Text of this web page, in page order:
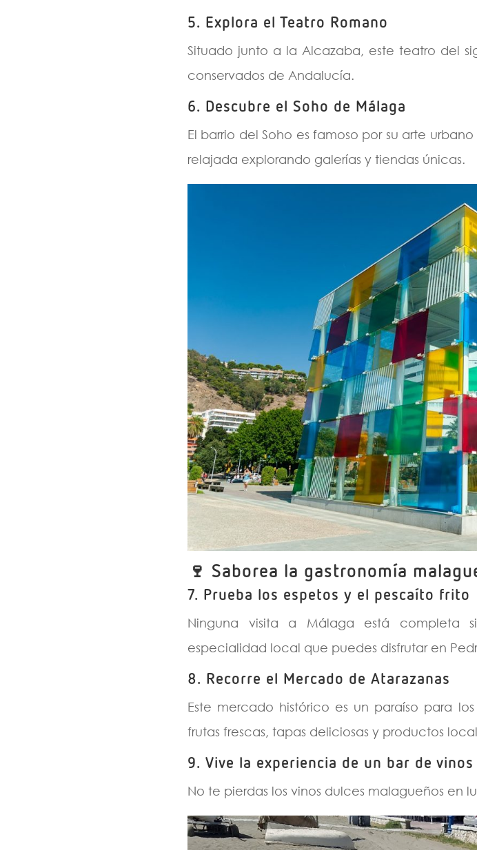
5. Explora el Teatro Romano
Situado junto a la Alcazaba, este teatro del
conservados de Andalucía.
6. Descubre el Soho de Málaga
El barrio del Soho es famoso por su arte
relajada explorando galerías y tiendas únicas.
🍷 Saborea la gastronomía
7. Prueba los espetos y el pescaíto frito
Ninguna visita a Málaga está completa
especialidad local que puedes disfrutar en
8. Recorre el Mercado de Atarazanas
Este mercado histórico es un paraíso para
frutas frescas, tapas deliciosas y productos
9. Vive la experiencia de un bar de
No te pierdas los vinos dulces malagueños en